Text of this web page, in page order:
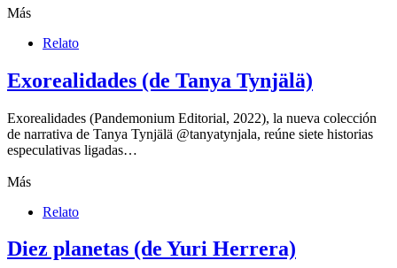
Más
Relato
Exorealidades (de Tanya Tynjälä)
Exorealidades (Pandemonium Editorial, 2022), la nueva colección
de narrativa de Tanya Tynjälä @tanyatynjala, reúne siete historias
especulativas ligadas…
Más
Relato
Diez planetas (de Yuri Herrera)